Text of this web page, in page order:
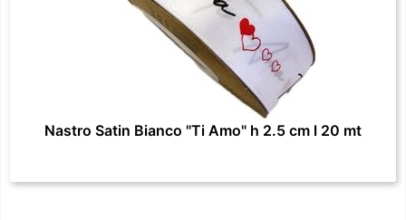
Nastro Satin Bianco "Ti Amo" h 2.5 cm l 20 mt